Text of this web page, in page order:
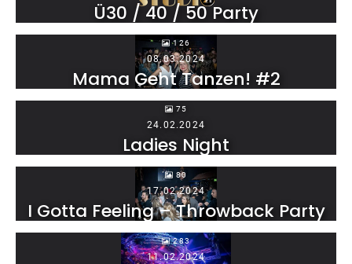
Ü30 / 40 / 50 Party
126
08.03.2024
Mama Geht Tanzen! #2
75
24.02.2024
Ladies Night
80
17.02.2024
I Gotta Feeling – Throwback Party
283
11.02.2024